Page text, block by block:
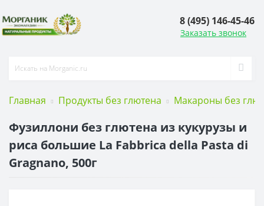
8 (495) 146-45-46
Заказать звонок
Главная Продукты без глютена Макароны без
Фузиллони без глютена из кукурузы и
риса большие La Fabbrica della Pasta di
Gragnano, 500г